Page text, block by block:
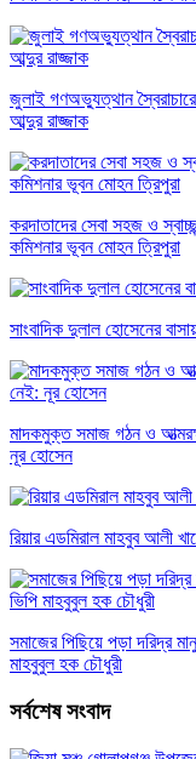
জুলাই গণঅভ্যুত্থান
আব্দুর রাজ্জাক
করদাতাদের সেবা সহজ ও
কমিশনার ভূবন মোহন ত্রিপুরা
সাংবাদিক দুলাল হোসেনের
মাদকমুক্ত সমাজ গঠন ও
নূর হোসেন
রিয়ার এডমিরাল মাহবুব আলী
সমাজের পিছিয়ে পড়া দরিদ্র
মাহবুবুল হক চৌধুরী
সর্বশেষ সংবাদ